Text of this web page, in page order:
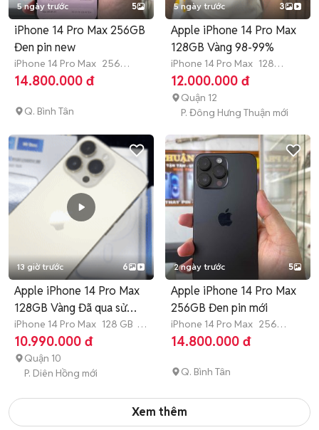
5 ngày trước 5
iPhone 14 Pro Max 256GB
Đen pin new
iPhone 14 Pro Max 256
GB >12 tháng
14.800.000 đ
Q. Bình Tân
5 ngày trước 3
Apple iPhone 14 Pro Max
128GB Vàng 98-99%
iPhone 14 Pro Max 128
GB Hết bảo hành
12.000.000 đ
Quận 12
P. Đông Hưng Thuận mới
13 giờ trước 6
Apple iPhone 14 Pro Max
128GB Vàng Đã qua sử
dụng
iPhone 14 Pro Max 128 GB
3
tháng
10.990.000 đ
Quận 10
P. Diên Hồng mới
2 ngày trước 5
Apple iPhone 14 Pro Max
256GB Đen pin mới
iPhone 14 Pro Max 256
GB >12 tháng
14.800.000 đ
Q. Bình Tân
Xem thêm